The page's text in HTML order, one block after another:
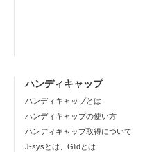
ハンディキャップ
ハンディキャップとは
ハンディキャップの使い方
ハンディキャップ取得について
J-sysとは、Glidとは